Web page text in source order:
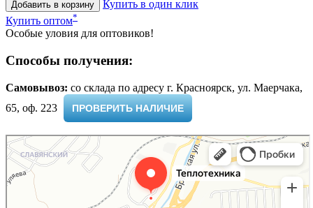
Добавить в корзину
Купить в один клик
Купить оптом*
Особые уловия для оптовиков!
Способы получения:
Самовывоз: cо склада по адресу г. Красноярск, ул. Маерчака,
65, оф. 223 ​
ПРОВЕРИТЬ НАЛИЧИЕ